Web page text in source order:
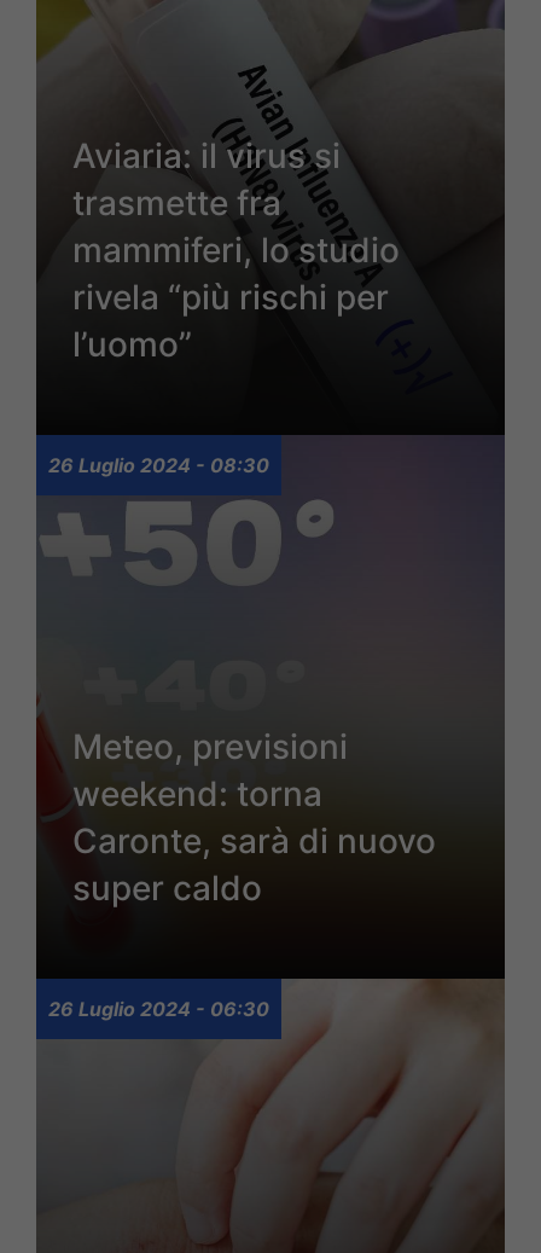
Aviaria: il virus si
trasmette fra
mammiferi, lo studio
rivela “più rischi per
l’uomo”
26 Luglio 2024 - 08:30
Meteo, previsioni
weekend: torna
Caronte, sarà di nuovo
super caldo
26 Luglio 2024 - 06:30